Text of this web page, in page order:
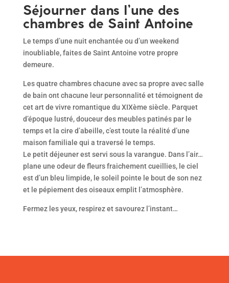
Séjourner dans l’une des
chambres de Saint Antoine
Le temps d’une nuit enchantée ou d’un weekend
inoubliable, faites de Saint Antoine votre propre
demeure.
Les quatre chambres chacune avec sa propre avec salle
de bain ont chacune leur personnalité et témoignent de
cet art de vivre romantique du XIXème siècle. Parquet
d’époque lustré, douceur des meubles patinés par le
temps et la cire d’abeille, c’est toute la réalité d’une
maison familiale qui a traversé le temps.
Le petit déjeuner est servi sous la varangue. Dans l’air…
plane une odeur de fleurs fraichement cueillies, le ciel
est d’un bleu limpide, le soleil pointe le bout de son nez
et le pépiement des oiseaux emplit l’atmosphère.
Fermez les yeux, respirez et savourez l’instant…